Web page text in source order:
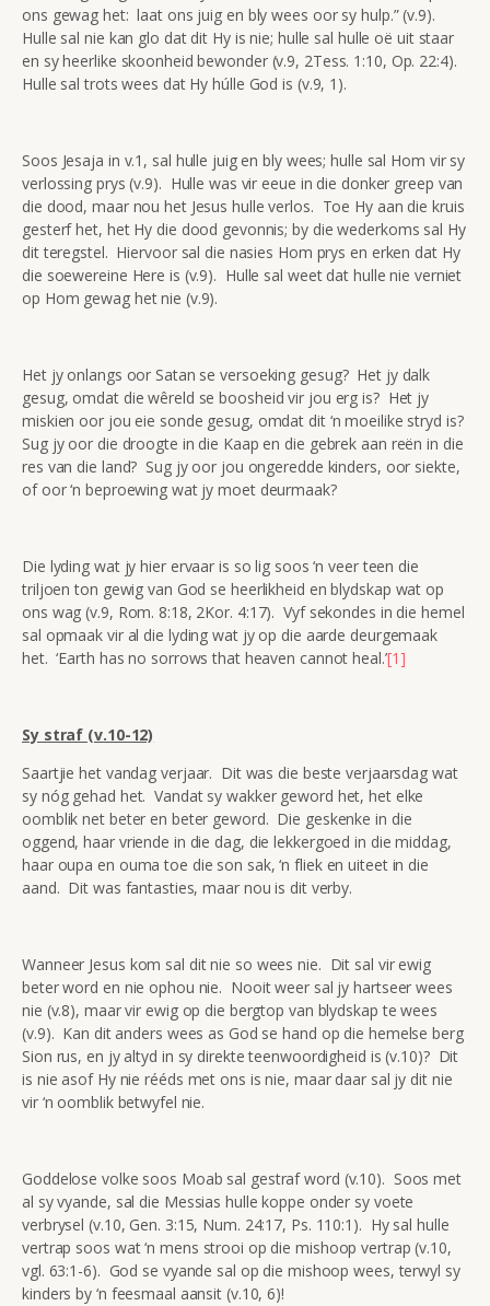
ons gewag het: laat ons juig en bly wees oor sy hulp.” (v.9).
Hulle sal nie kan glo dat dit Hy is nie; hulle sal hulle oë uit staar
en sy heerlike skoonheid bewonder (v.9, 2Tess. 1:10, Op. 22:4).
Hulle sal trots wees dat Hy húlle God is (v.9, 1).
Soos Jesaja in v.1, sal hulle juig en bly wees; hulle sal Hom vir sy
verlossing prys (v.9). Hulle was vir eeue in die donker greep van
die dood, maar nou het Jesus hulle verlos. Toe Hy aan die kruis
gesterf het, het Hy die dood gevonnis; by die wederkoms sal Hy
dit teregstel. Hiervoor sal die nasies Hom prys en erken dat Hy
die soewereine Here is (v.9). Hulle sal weet dat hulle nie verniet
op Hom gewag het nie (v.9).
Het jy onlangs oor Satan se versoeking gesug? Het jy dalk
gesug, omdat die wêreld se boosheid vir jou erg is? Het jy
miskien oor jou eie sonde gesug, omdat dit ‘n moeilike stryd is?
Sug jy oor die droogte in die Kaap en die gebrek aan reën in die
res van die land? Sug jy oor jou ongeredde kinders, oor siekte,
of oor ‘n beproewing wat jy moet deurmaak?
Die lyding wat jy hier ervaar is so lig soos ‘n veer teen die
triljoen ton gewig van God se heerlikheid en blydskap wat op
ons wag (v.9, Rom. 8:18, 2Kor. 4:17). Vyf sekondes in die hemel
sal opmaak vir al die lyding wat jy op die aarde deurgemaak
het. ‘Earth has no sorrows that heaven cannot heal.’[1]
Sy straf (v.10-12)
Saartjie het vandag verjaar. Dit was die beste verjaarsdag wat
sy nóg gehad het. Vandat sy wakker geword het, het elke
oomblik net beter en beter geword. Die geskenke in die
oggend, haar vriende in die dag, die lekkergoed in die middag,
haar oupa en ouma toe die son sak, ‘n fliek en uiteet in die
aand. Dit was fantasties, maar nou is dit verby.
Wanneer Jesus kom sal dit nie so wees nie. Dit sal vir ewig
beter word en nie ophou nie. Nooit weer sal jy hartseer wees
nie (v.8), maar vir ewig op die bergtop van blydskap te wees
(v.9). Kan dit anders wees as God se hand op die hemelse berg
Sion rus, en jy altyd in sy direkte teenwoordigheid is (v.10)? Dit
is nie asof Hy nie rééds met ons is nie, maar daar sal jy dit nie
vir ‘n oomblik betwyfel nie.
Goddelose volke soos Moab sal gestraf word (v.10). Soos met
al sy vyande, sal die Messias hulle koppe onder sy voete
verbrysel (v.10, Gen. 3:15, Num. 24:17, Ps. 110:1). Hy sal hulle
vertrap soos wat ‘n mens strooi op die mishoop vertrap (v.10,
vgl. 63:1-6). God se vyande sal op die mishoop wees, terwyl sy
kinders by ‘n feesmaal aansit (v.10, 6)!